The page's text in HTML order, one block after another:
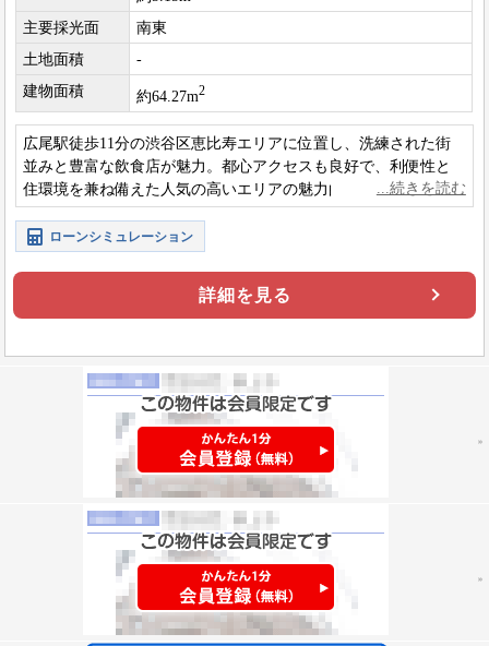
主要採光面
南東
土地面積
-
建物面積
約64.27m2
広尾駅徒歩11分の渋谷区恵比寿エリアに位置し、洗練された街
並みと豊富な飲食店が魅力。都心アクセスも良好で、利便性と
住環境を兼ね備えた人気の高いエリアの魅力的な物件です。
ローンシミュレーション
詳細を見る